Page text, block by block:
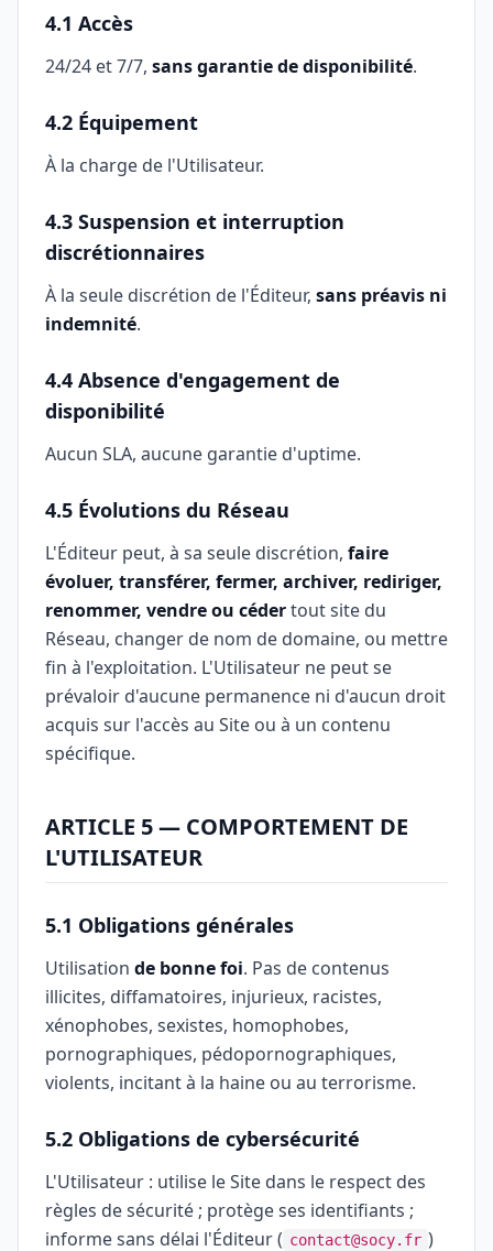
4.1 Accès
24/24 et 7/7, sans garantie de disponibilité.
4.2 Équipement
À la charge de l'Utilisateur.
4.3 Suspension et interruption
discrétionnaires
À la seule discrétion de l'Éditeur, sans préavis ni
indemnité.
4.4 Absence d'engagement de
disponibilité
Aucun SLA, aucune garantie d'uptime.
4.5 Évolutions du Réseau
L'Éditeur peut, à sa seule discrétion, faire
évoluer, transférer, fermer, archiver, rediriger,
renommer, vendre ou cédertout site du
Réseau, changer de nom de domaine, ou mettre
fin à l'exploitation. L'Utilisateur ne peut se
prévaloir d'aucune permanence ni d'aucun droit
acquis sur l'accès au Site ou à un contenu
spécifique.
ARTICLE 5 — COMPORTEMENT DE
L'UTILISATEUR
5.1 Obligations générales
Utilisation de bonne foi. Pas de contenus
illicites, diffamatoires, injurieux, racistes,
xénophobes, sexistes, homophobes,
pornographiques, pédopornographiques,
violents, incitant à la haine ou au terrorisme.
5.2 Obligations de cybersécurité
L'Utilisateur : utilise le Site dans le respect des
règles de sécurité ; protège ses identifiants ;
informe sans délai l'Éditeur ( contact@socy.fr )